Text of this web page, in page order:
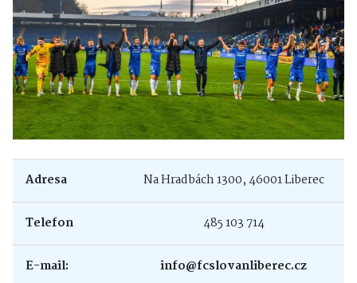
Adresa Na Hradbách 1300, 46001 Liberec
Telefon 485 103 714
E-mail: info@fcslovanliberec.cz